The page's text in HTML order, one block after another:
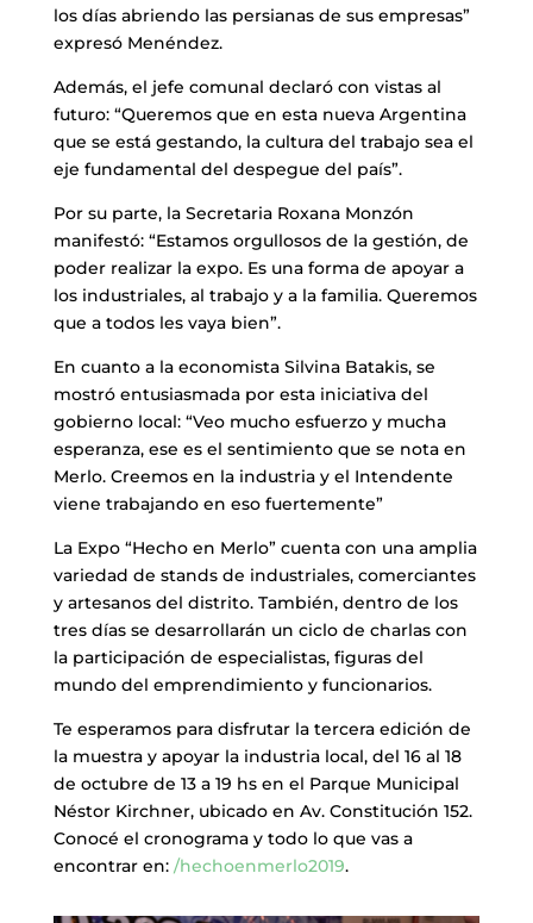
los días abriendo las persianas de sus empresas”
expresó Menéndez.
Además, el jefe comunal declaró con vistas al
futuro: “Queremos que en esta nueva Argentina
que se está gestando, la cultura del trabajo sea el
eje fundamental del despegue del país”.
Por su parte, la Secretaria Roxana Monzón
manifestó: “Estamos orgullosos de la gestión, de
poder realizar la expo. Es una forma de apoyar a
los industriales, al trabajo y a la familia. Queremos
que a todos les vaya bien”.
En cuanto a la economista Silvina Batakis, se
mostró entusiasmada por esta iniciativa del
gobierno local: “Veo mucho esfuerzo y mucha
esperanza, ese es el sentimiento que se nota en
Merlo. Creemos en la industria y el Intendente
viene trabajando en eso fuertemente”
La Expo “Hecho en Merlo” cuenta con una amplia
variedad de stands de industriales, comerciantes
y artesanos del distrito. También, dentro de los
tres días se desarrollarán un ciclo de charlas con
la participación de especialistas, figuras del
mundo del emprendimiento y funcionarios.
Te esperamos para disfrutar la tercera edición de
la muestra y apoyar la industria local, del 16 al 18
de octubre de 13 a 19 hs en el Parque Municipal
Néstor Kirchner, ubicado en Av. Constitución 152.
Conocé el cronograma y todo lo que vas a
encontrar en: /hechoenmerlo2019.